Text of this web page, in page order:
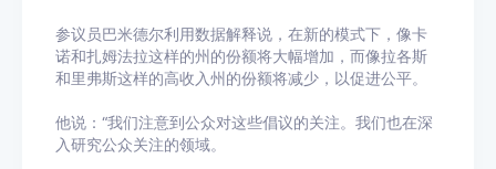
参议员巴米德尔利用数据解释说，在新的模式下，像卡
诺和扎姆法拉这样的州的份额将大幅增加，而像拉各斯
和里弗斯这样的高收入州的份额将减少，以促进公平。
他说：“我们注意到公众对这些倡议的关注。我们也在深
入研究公众关注的领域。